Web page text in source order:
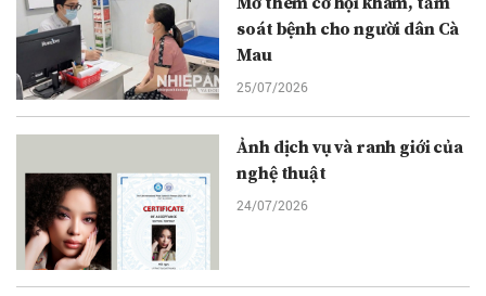
soát bệnh cho người dân Cà
Mau
25/07/2026
Ảnh dịch vụ và ranh giới của
nghệ thuật
24/07/2026